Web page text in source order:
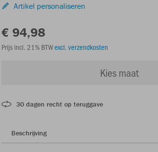
Artikel personaliseren
€ 94,98
Prijs incl. 21% BTWexcl. verzendkosten
Kies maat
30 dagen recht op teruggave
Beschrijving